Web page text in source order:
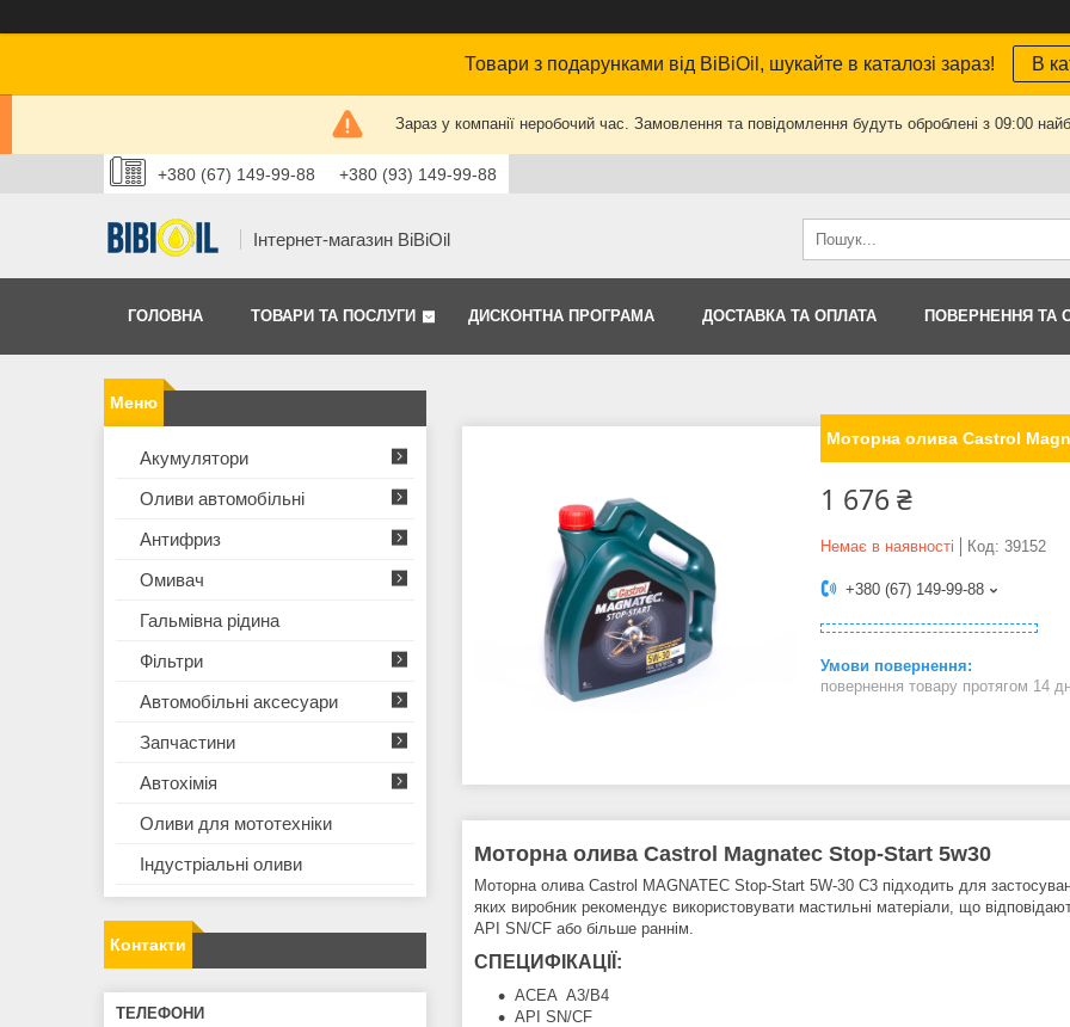
Товари з подарунками від BiBiOil, шукайте в каталозі зараз! В
Зараз у компанії неробочий час. Замовлення та повідомлення будуть оброблені з 09:00
+380 (67) 149-99-88 +380 (93) 149-99-88
Інтернет-магазин BiBiOil
ГОЛОВНА ТОВАРИ ТА ПОСЛУГИ ДИСКОНТНА ПРОГРАМА ДОСТАВКА ТА ОПЛАТА ПОВЕРНЕННЯ ТА
Моторна олива Castrol
1 676 ₴
Немає в наявності Код: 39152
+380 (67) 149-99-88
повернення товару протягом 14
Моторна олива Castrol Magnatec Stop-Start 5w30
Моторна олива Castrol MAGNATEC Stop-Start 5W-30 C3 підходить для
яких виробник рекомендує використовувати мастильні матеріали, що
API SN/CF або більше раннім.
СПЕЦИФІКАЦІЇ:
ACEA A3/B4
API SN/CF
Акумулятори
Оливи автомобільні
Антифриз
Омивач
Гальмівна рідина
Фільтри
Автомобільні аксесуари
Запчастини
Автохімія
Оливи для мототехнiки
Iндустрiальнi оливи
Контакти